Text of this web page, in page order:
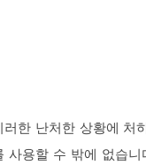
러한 난처한 상황에 처
사용할 수 밖에 없습니